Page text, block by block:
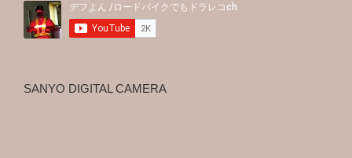
SANYO DIGITAL CAMERA